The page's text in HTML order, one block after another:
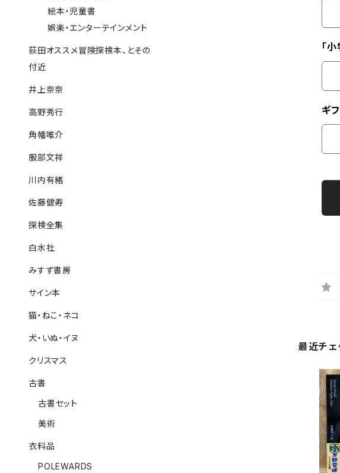
「
ギ
最近チェ
絵本・児童書
娯楽・エンターテインメント
荻田オススメ冒険探検本、とその
付近
井上奈奈
高野秀行
角幡唯介
服部文祥
川内有緒
佐藤健寿
探検全集
白水社
みすず書房
サイン本
猫・ねこ・ネコ
犬・いぬ・イヌ
クリスマス
古書
古書セット
美術
衣料品
POLEWARDS